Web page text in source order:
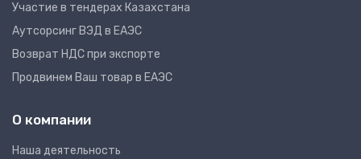
Участие в тендерах Казахстана
Аутсорсинг ВЭД в ЕАЭС
Возврат НДС при экспорте
Продвинем Ваш товар в ЕАЭС
О компании
Наша деятельность